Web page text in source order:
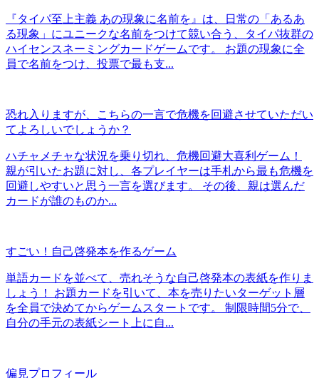
『タイパ至上主義 あの現象に名前を』は、日常の「あるあ
る現象」にユニークな名前をつけて競い合う、タイパ抜群の
ハイセンスネーミングカードゲームです。 お題の現象に全
員で名前をつけ、投票で最も支...
恐れ入りますが、こちらの一言で危機を回避させていただい
てよろしいでしょうか？
ハチャメチャな状況を乗り切れ、危機回避大喜利ゲーム！
親が引いたお題に対し、各プレイヤーは手札から最も危機を
回避しやすいと思う一言を選びます。 その後、親は選んだ
カードが誰のものか...
すごい！自己啓発本を作るゲーム
単語カードを並べて、売れそうな自己啓発本の表紙を作りま
しょう！ お題カードを引いて、本を売りたいターゲット層
を全員で決めてからゲームスタートです。 制限時間5分で、
自分の手元の表紙シート上に自...
偏見プロフィール